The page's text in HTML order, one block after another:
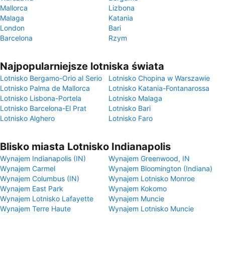
Mallorca
Lizbona
Malaga
Katania
London
Bari
Barcelona
Rzym
Najpopularniejsze lotniska świata
Lotnisko Bergamo-Orio al Serio
Lotnisko Chopina w Warszawie
Lotnisko Palma de Mallorca
Lotnisko Katania-Fontanarossa
Lotnisko Lisbona-Portela
Lotnisko Malaga
Lotnisko Barcelona-El Prat
Lotnisko Bari
Lotnisko Alghero
Lotnisko Faro
Blisko miasta Lotnisko Indianapolis
Wynajem Indianapolis (IN)
Wynajem Greenwood, IN
Wynajem Carmel
Wynajem Bloomington (Indiana)
Wynajem Columbus (IN)
Wynajem Lotnisko Monroe
Wynajem East Park
Wynajem Kokomo
Wynajem Lotnisko Lafayette
Wynajem Muncie
Wynajem Terre Haute
Wynajem Lotnisko Muncie